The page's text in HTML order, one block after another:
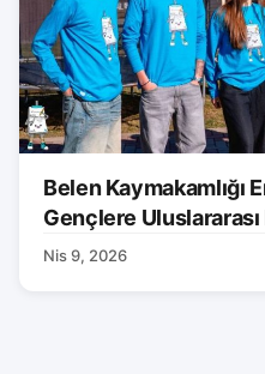
Belen Kaymakamlığı
Gençlere
Nis 9, 2026